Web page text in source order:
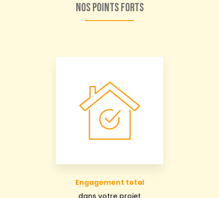
Nos points forts
Engagement total
dans votre projet